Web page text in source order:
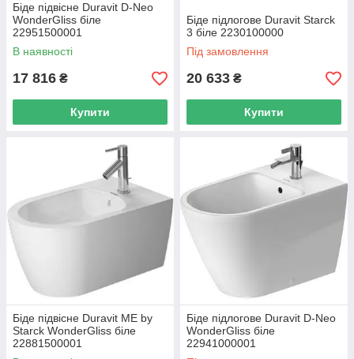
Біде підвісне Duravit D-Neo
WonderGliss біле
22951500001
В наявності
17 816 ₴
Купити
Біде підлогове Duravit Starck
3 біле 2230100000
Під замовлення
20 633 ₴
Купити
Біде підвісне Duravit ME by
Starck WonderGliss біле
22881500001
Біде підлогове Duravit D-Neo
WonderGliss біле
22941000001